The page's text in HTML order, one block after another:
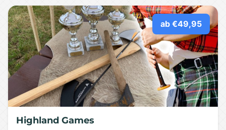
ab €49,95
Highland Games